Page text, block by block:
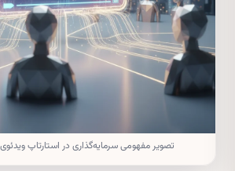
تصویر مفهومی سرمایه‌گذاری در استارتاپ